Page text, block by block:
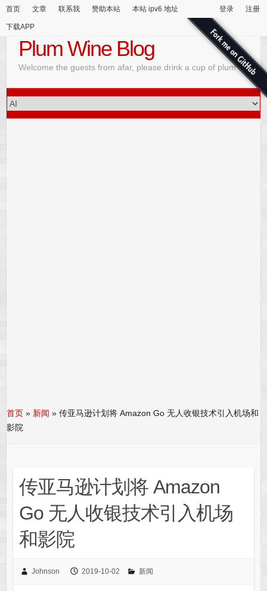
首页 文章 联系我 赞助本站 本站 ipv6 地址
下载APP
登录 注册
Plum Wine Blog
Welcome the guests from afar, please drink a cup of plum wine
首页 » 新闻 »传亚马逊计划将 Amazon Go 无人收银技术引入机场和
影院
传亚马逊计划将 Amazon
Go 无人收银技术引入机场
和影院
Johnson 2019-10-02 新闻